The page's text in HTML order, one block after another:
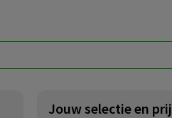
Jouw selectie en